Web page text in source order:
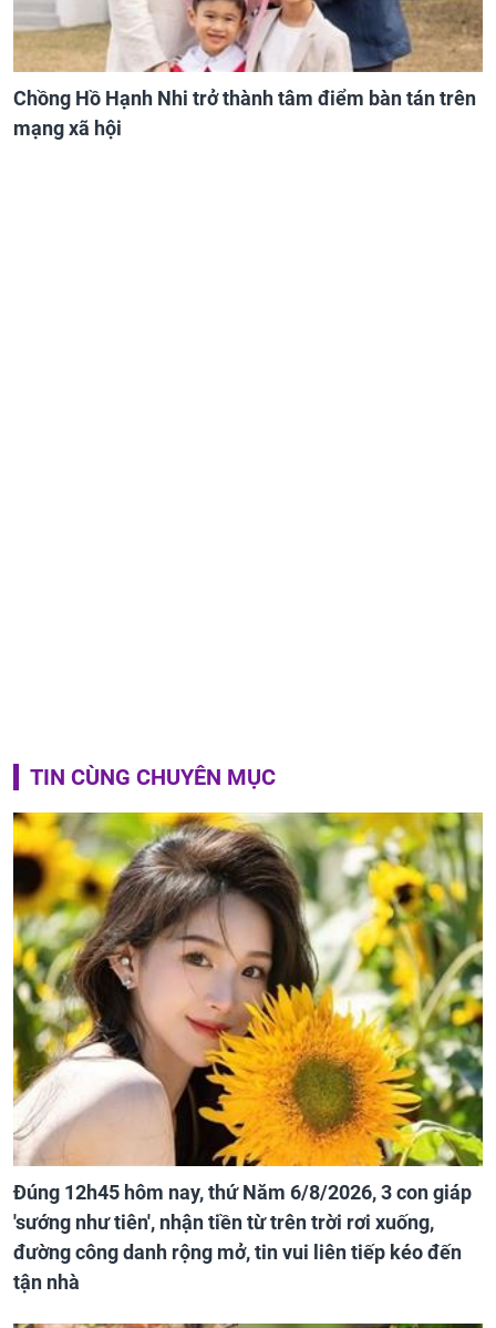
Chồng Hồ Hạnh Nhi trở thành tâm điểm bàn tán trên
mạng xã hội
TIN CÙNG CHUYÊN MỤC
Đúng 12h45 hôm nay, thứ Năm 6/8/2026, 3 con giáp
'sướng như tiên', nhận tiền từ trên trời rơi xuống,
đường công danh rộng mở, tin vui liên tiếp kéo đến
tận nhà